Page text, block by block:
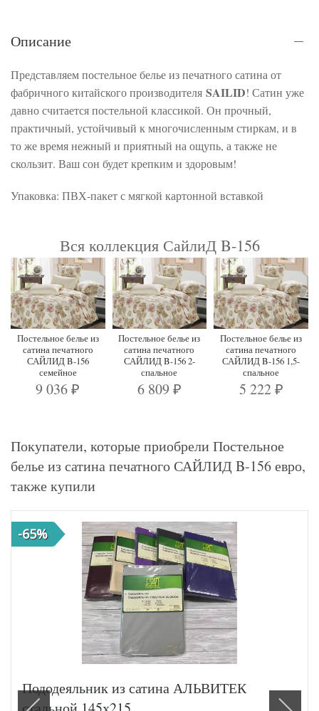
Описание
Представляем постельное белье из печатного сатина от
фабричного китайского производителя SAILID! Сатин уже
давно считается постельной классикой. Он прочный,
практичный, устойчивый к многочисленным стиркам, и в
то же время нежный и приятный на ощупь, а также не
скользит. Ваш сон будет крепким и здоровым!
Упаковка: ПВХ-пакет с мягкой картонной вставкой
Вся коллекция СайлиД B-156
Постельное белье из
сатина печатного
САЙЛИД B-156
семейное
9 036₽
Постельное белье из
сатина печатного
САЙЛИД B-156 2-
спальное
6 809 ₽
Постельное белье из
сатина печатного
САЙЛИД B-156 1,5-
спальное
5 222 ₽
Покупатели, которые приобрели Постельное
белье из сатина печатного САЙЛИД B-156 евро,
также купили
-65%
Пододеяльник из сатина АЛЬВИТЕК